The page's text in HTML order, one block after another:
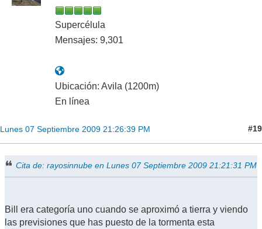
Supercélula
Mensajes: 9,301
Ubicación: Avila (1200m)
En línea
Lunes 07 Septiembre 2009 21:26:39 PM #19
Cita de: rayosinnube en Lunes 07 Septiembre 2009 21:21:31 PM
Bill era categoría uno cuando se aproximó a tierra y viendo
las previsiones que has puesto de la tormenta esta